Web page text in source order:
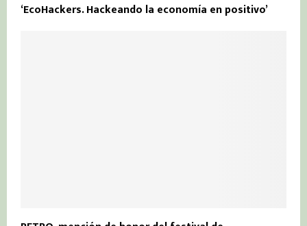
‘EcoHackers. Hackeando la economía en positivo’